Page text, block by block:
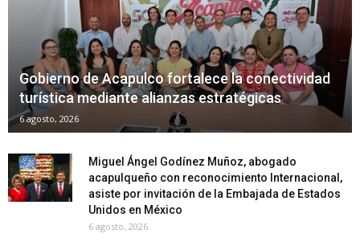
Gobierno de Acapulco fortalece la conectividad
turística mediante alianzas estratégicas
6 agosto, 2026
Miguel Ángel Godínez Muñoz, abogado
acapulqueño con reconocimiento Internacional,
asiste por invitación de la Embajada de Estados
Unidos en México
6 agosto, 2026